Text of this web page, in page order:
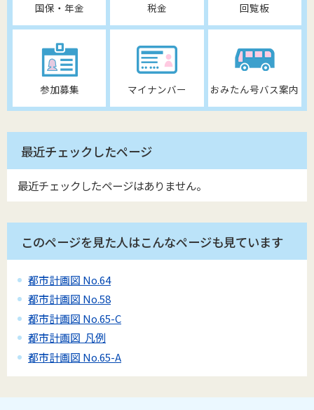
国保・年金 税金 回覧板
参加募集 マイナンバー おみたん号バス案内
最近チェックしたページ
最近チェックしたページはありません。
このページを見た人はこんなページも見ています
都市計画図 No.64
都市計画図 No.58
都市計画図 No.65-C
都市計画図 凡例
都市計画図 No.65-A